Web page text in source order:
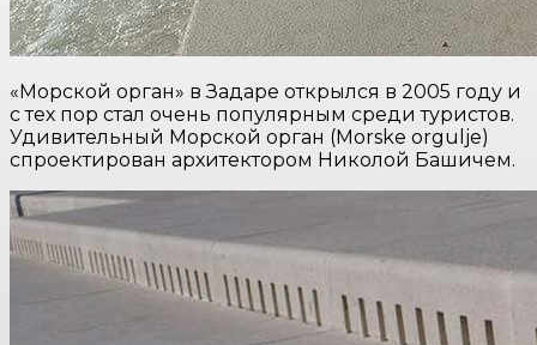
«Морской орган» в Задаре открылся в 2005 году и
с тех пор стал очень популярным среди туристов.
Удивительный Морской орган (Morske orgulje)
спроектирован архитектором Николой Башичем.